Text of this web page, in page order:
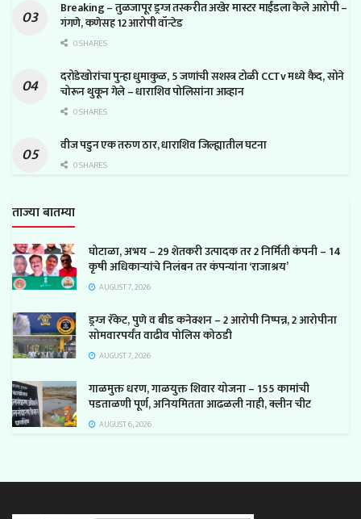
Breaking – तुळजापूर ड्रग्ज तस्करीत अखेर मास्टर माईंडला केले आरोपी –
गंगणे, कणेसह 12 आरोपी वॉन्टेड
0 SHARES
दरोडेखोरांचा पुन्हा धुमाकुळ, 5 जणांची सशस्त्र टोळी CCTv मध्ये कैद, सोने
चोरून थुकून गेले – धाराशिव पोलिसांना आव्हान
0 SHARES
वीज पडुन एक तरुण ठार, धाराशिव जिल्ह्यातील घटना
0 SHARES
ताज्या बातम्या
घोटाळा, अभय – 29 शेतकरी उत्पादक तर 2 निर्मिती कंपनी – 14
कृषी अधिकाऱ्यांचे निलंबन तर कंपन्यांना ‘राजाश्रय’
AUGUST 7, 2026
ड्रग्ज रॅकेट, पुणे व बीड कनेक्शन – 2 आरोपी निष्पन्न, 2 आरोपीना
सोमवारपर्यंत वाढीव पोलिस कोठडी
AUGUST 7, 2026
गाळमुक्त धरण, गाळयुक्त शिवार योजना – 155 कामांची
पडताळणी पूर्ण, अनियमितता आढळली नाही, क्लीन चीट
AUGUST 6, 2026